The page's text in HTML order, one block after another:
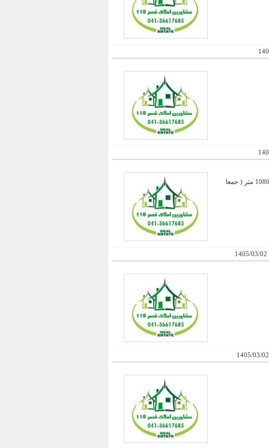
فروش کارخانه بهداشتی با 6300 متر عرصه - 1200 متر سالن + 1080 متر سالن دوم + دو سالن دو طبقه که هر کدام 1080 متر ( جمعا
1405/03/02
1405/03/02